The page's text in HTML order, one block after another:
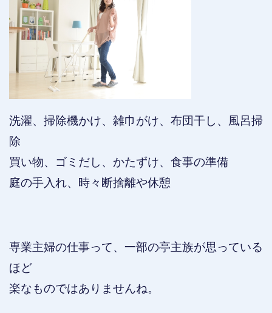
洗濯、掃除機かけ、雑巾がけ、布団干し、風呂掃
除
買い物、ゴミだし、かたずけ、食事の準備
庭の手入れ、時々断捨離や休憩
専業主婦の仕事って、一部の亭主族が思っている
ほど
楽なものではありませんね。